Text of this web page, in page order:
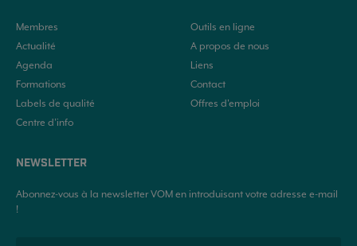
Membres
Actualité
Agenda
Formations
Labels de qualité
Centre d’info
Outils en ligne
A propos de nous
Liens
Contact
Offres d'emploi
NEWSLETTER
Abonnez-vous à la newsletter VOM en introduisant votre adresse e-mail
!